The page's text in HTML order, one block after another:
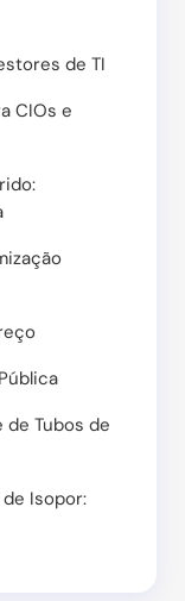
de TI
CIOs e
de Tubos de
Isopor: